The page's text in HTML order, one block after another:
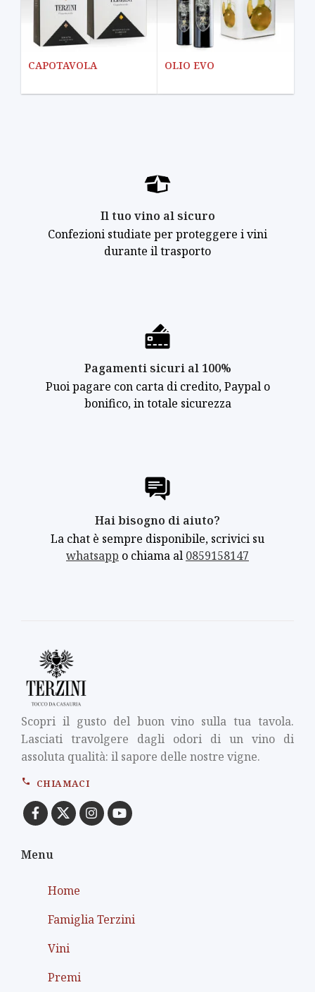
CAPOTAVOLA OLIO EVO
Il tuo vino al sicuro
Confezioni studiate per proteggere i vini
durante il trasporto
Pagamenti sicuri al 100%
Puoi pagare con carta di credito, Paypal o
bonifico, in totale sicurezza
Hai bisogno di aiuto?
La chat è sempre disponibile, scrivici su
whatsapp o chiama al 0859158147
Scopri il gusto del buon vino sulla tua tavola.
Lasciati travolgere dagli odori di un vino di
assoluta qualità: il sapore delle nostre vigne.
CHIAMACI
Menu
Home
Famiglia Terzini
Vini
Premi